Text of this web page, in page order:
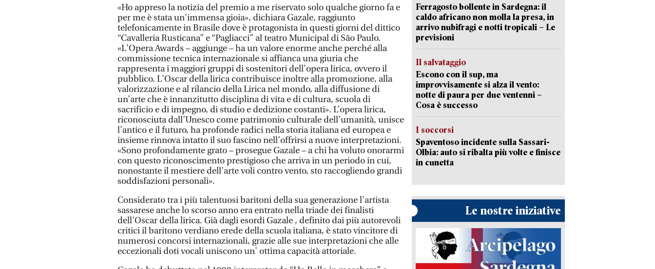
«Ho appreso la notizia del premio a me riservato solo qualche giorno fa e
per me è stata un'immensa gioia», dichiara Gazale, raggiunto
telefonicamente in Brasile dove è protagonista in questi giorni del dittico
“Cavalleria Rusticana” e “Pagliacci” al teatro Municipal di São Paulo.
«L'Opera Awards – aggiunge – ha un valore enorme anche perché alla
commissione tecnica internazionale si affianca una giuria che
rappresenta i maggiori gruppi di sostenitori dell'opera lirica, ovvero il
pubblico. L'Oscar della lirica contribuisce inoltre alla promozione, alla
valorizzazione e al rilancio della Lirica nel mondo, alla diffusione di
un’arte che è innanzitutto disciplina di vita e di cultura, scuola di
sacrificio e di impegno, di studio e dedizione costanti». L’opera lirica,
riconosciuta dall’Unesco come patrimonio culturale dell’umanità, unisce
l’antico e il futuro, ha profonde radici nella storia italiana ed europea e
insieme rinnova intatto il suo fascino nell’offrirsi a nuove interpretazioni.
«Sono profondamente grato – prosegue Gazale – a chi ha voluto onorarmi
con questo riconoscimento prestigioso che arriva in un periodo in cui,
nonostante il mestiere dell'arte voli contro vento, sto raccogliendo grandi
soddisfazioni personali».
Considerato tra i più talentuosi baritoni della sua generazione l'artista
sassarese anche lo scorso anno era entrato nella triade dei finalisti
dell'Oscar della lirica. Già dagli esordi Gazale , definito dai più autorevoli
critici il baritono verdiano erede della scuola italiana, è stato vincitore di
numerosi concorsi internazionali, grazie alle sue interpretazioni che alle
eccezionali doti vocali uniscono un' ottima capacità attoriale.
Ferragosto bollente in Sardegna: il
caldo africano non molla la presa, in
arrivo nubifragi e notti tropicali – Le
previsioni
Il salvataggio
Escono con il sup, ma
improvvisamente si alza il vento:
notte di paura per due ventenni –
Cosa è successo
I soccorsi
Spaventoso incidente sulla Sassari-
Olbia: auto si ribalta più volte e finisce
in cunetta
Le nostre iniziative